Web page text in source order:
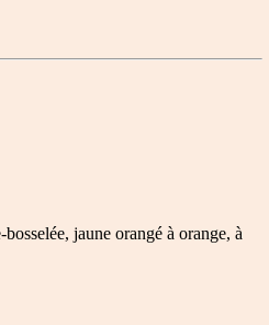
jaune orangé à orange, à